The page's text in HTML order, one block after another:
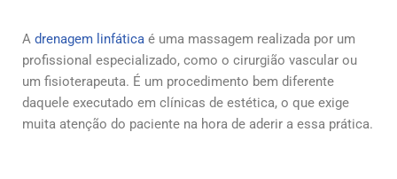
A drenagem linfática é uma massagem realizada por um
profissional especializado, como o cirurgião vascular ou
um fisioterapeuta. É um procedimento bem diferente
daquele executado em clínicas de estética, o que exige
muita atenção do paciente na hora de aderir a essa prática.